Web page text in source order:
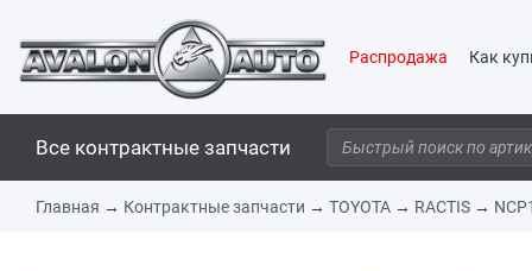
Распродажа Как
Все контрактные запчасти
Главная → Контрактные запчасти → TOYOTA → RACTIS →